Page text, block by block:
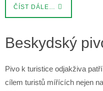
ČÍST DÁLE…
Beskydský
Pivo k turistice odjakživa
cílem turistů mířících nejen